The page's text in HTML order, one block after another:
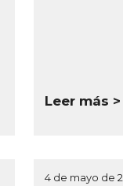
Leer más >
4 de mayo de